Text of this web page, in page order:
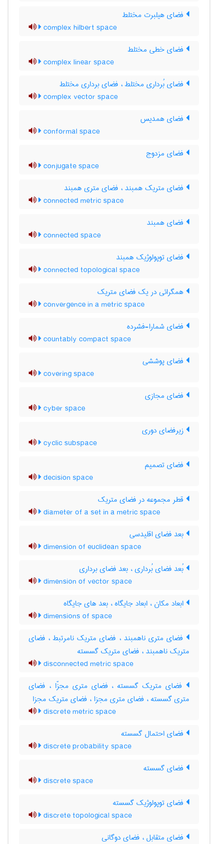
فضای هیلبرت مختلط
complex hilbert space
فضای خطی مختلط
complex linear space
فضای بُرداری مختلط ، فضای برداری مختلط
complex vector space
فضای همدیس
conformal space
فضای مزدوج
conjugate space
فضای متریک همبند ، فضای متری همبند
connected metric space
فضای همبند
connected space
فضای توپولوژیک همبند
connected topological space
همگرائی در یک فضای متریک
convergence in a metric space
فضای شمارا-فشرده
countably compact space
فضای پوششی
covering space
فضای مجازی
cyber space
زیرفضای دوری
cyclic subspace
فضای تصمیم
decision space
قطر مجموعه در فضای متریک
diameter of a set in a metric space
بعد فضای اقلیدسی
dimension of euclidean space
بُعد فضای بُرداری ، بعد فضای برداری
dimension of vector space
ابعاد مکان ، ابعاد جایگاه ، بعد های جایگاه
dimensions of space
فضای متری ناهمبند ، فضای متریک نامرتبط ، فضای
متریک ناهمبند ، فضای متریک گسسته
disconnected metric space
فضای متریک گسسته ، فضای متری مجزّا ، فضای
متری گسسته ، فضای متری مجزا ، فضای متریک مجزا
discrete metric space
فضای احتمال گسسته
discrete probability space
فضای گسسته
discrete space
فضای توپولوژیک گسسته
discrete topological space
فضای متقابل ، فضای دوگانی